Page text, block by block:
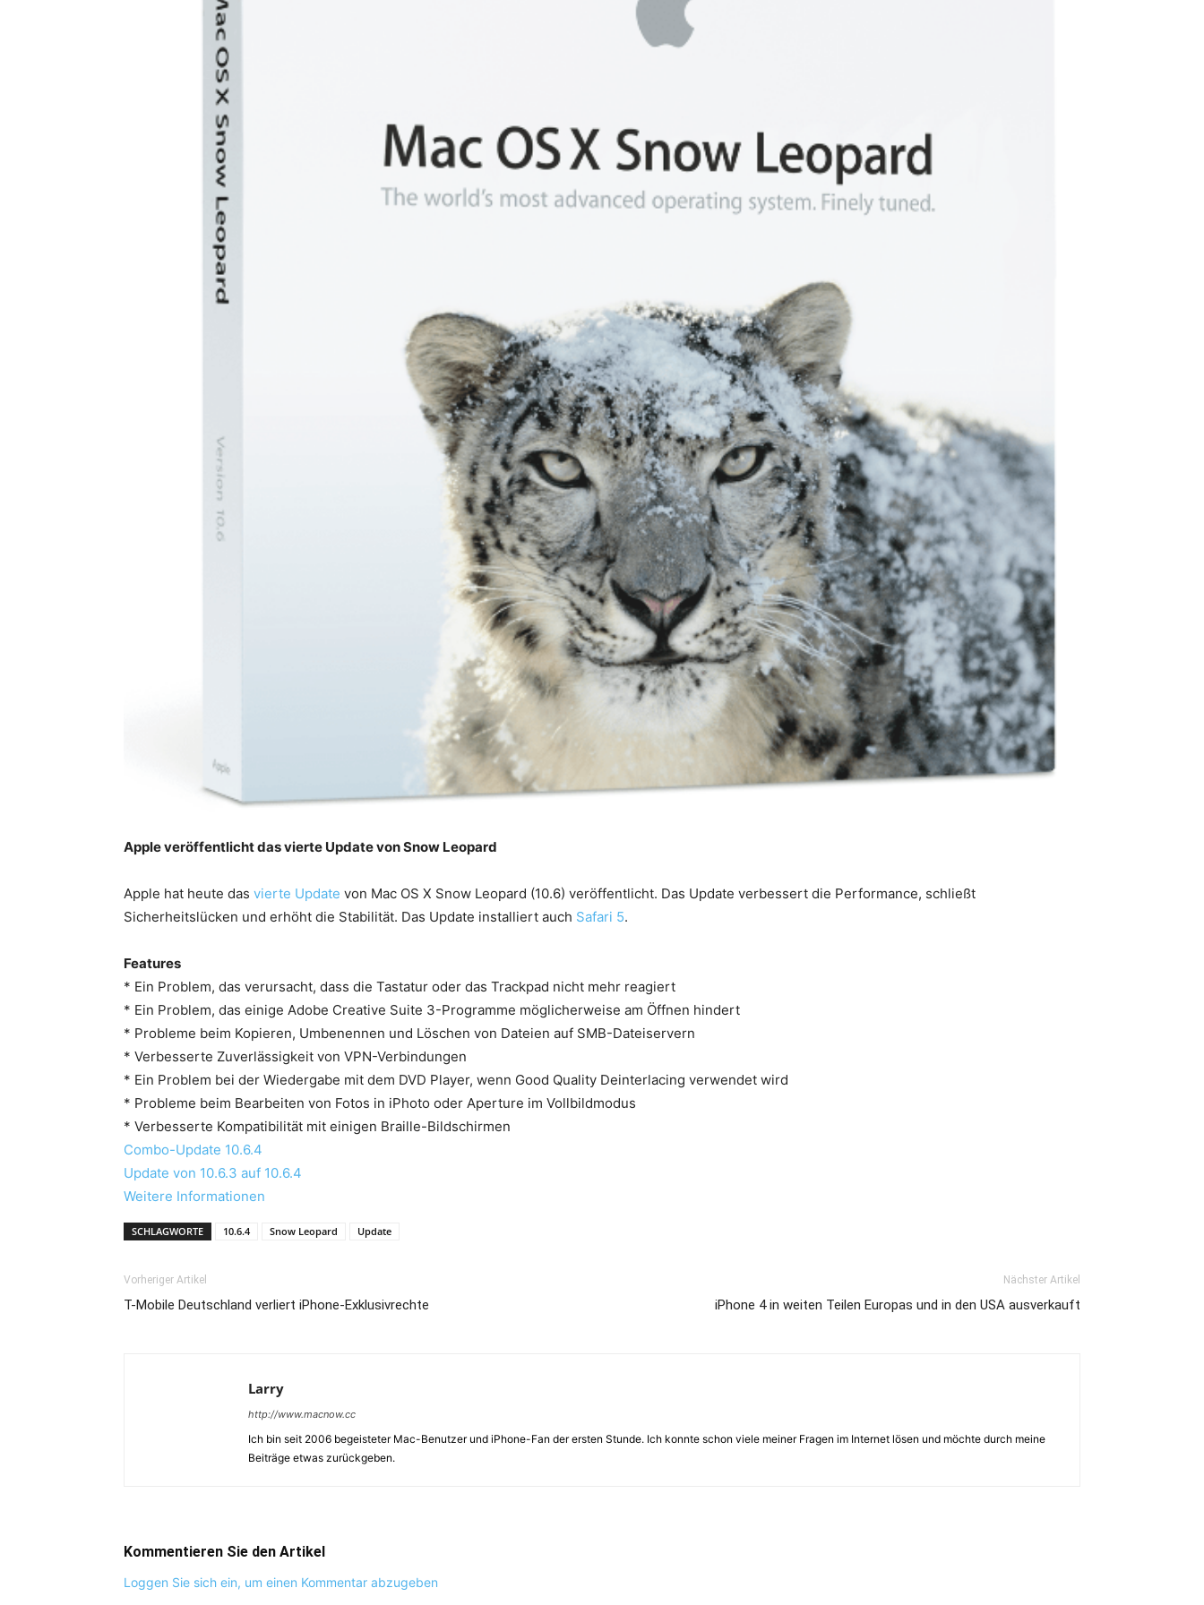
Apple veröffentlicht das vierte Update von Snow Leopard
Apple hat heute das vierte Update von Mac OS X Snow Leopard (10.6) veröffentlicht. Das Update verbessert die Performance, schließt
Sicherheitslücken und erhöht die Stabilität. Das Update installiert auch Safari 5.
Features
* Ein Problem, das verursacht, dass die Tastatur oder das Trackpad nicht mehr reagiert
* Ein Problem, das einige Adobe Creative Suite 3-Programme möglicherweise am Öffnen hindert
* Probleme beim Kopieren, Umbenennen und Löschen von Dateien auf SMB-Dateiservern
* Verbesserte Zuverlässigkeit von VPN-Verbindungen
* Ein Problem bei der Wiedergabe mit dem DVD Player, wenn Good Quality Deinterlacing verwendet wird
* Probleme beim Bearbeiten von Fotos in iPhoto oder Aperture im Vollbildmodus
* Verbesserte Kompatibilität mit einigen Braille-Bildschirmen
Combo-Update 10.6.4
Update von 10.6.3 auf 10.6.4
Weitere Informationen
SCHLAGWORTE 10.6.4 Snow Leopard Update
Vorheriger Artikel
T-Mobile Deutschland verliert iPhone-Exklusivrechte
Nächster Artikel
iPhone 4 in weiten Teilen Europas und in den USA ausverkauft
Larry
http://www.macnow.cc
Ich bin seit 2006 begeisteter Mac-Benutzer und iPhone-Fan der ersten Stunde. Ich konnte schon viele meiner Fragen im Internet lösen und möchte durch meine
Beiträge etwas zurückgeben.
Kommentieren Sie den Artikel
Loggen Sie sich ein, um einen Kommentar abzugeben